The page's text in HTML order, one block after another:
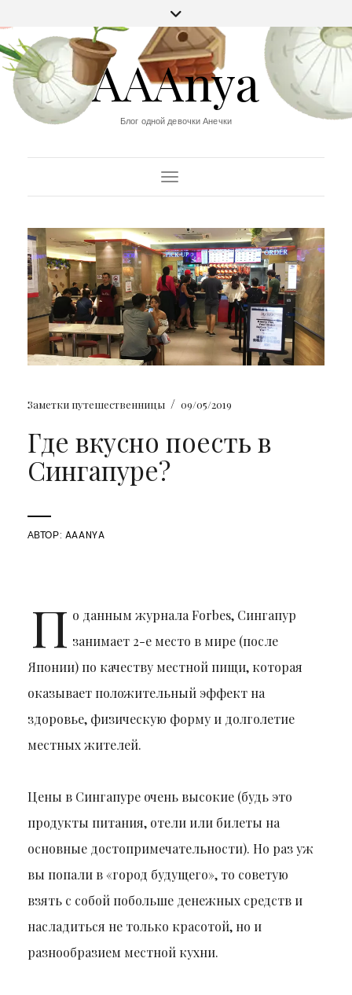
AAAnya
Блог одной девочки Анечки
Переключить навигацию
Заметки путешественницы / 09/05/2019
Где вкусно поесть в
Сингапуре?
АВТОР: AAANYA
П о данным журнала Forbes, Сингапур
занимает 2-е место в мире (после
Японии) по качеству местной пищи, которая
оказывает положительный эффект на
здоровье, физическую форму и долголетие
местных жителей.
Цены в Сингапуре очень высокие (будь это
продукты питания, отели или билеты на
основные достопримечательности). Но раз уж
вы попали в «город будущего», то советую
взять с собой побольше денежных средств и
насладиться не только красотой, но и
разнообразием местной кухни.